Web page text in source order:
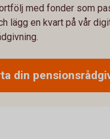
med fonder som
lägg en kvart på vår
din